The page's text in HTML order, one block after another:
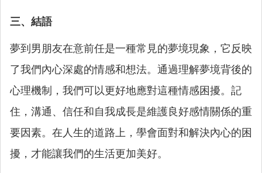
三、結語
夢到男朋友在意前任是一種常見的夢境現象，它反映
了我們內心深處的情感和想法。通過理解夢境背後的
心理機制，我們可以更好地應對這種情感困擾。記
住，溝通、信任和自我成長是維護良好感情關係的重
要因素。在人生的道路上，學會面對和解決內心的困
擾，才能讓我們的生活更加美好。